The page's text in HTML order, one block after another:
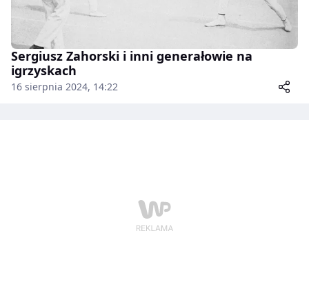
Sergiusz Zahorski i inni generałowie na
igrzyskach
16 sierpnia 2024, 14:22